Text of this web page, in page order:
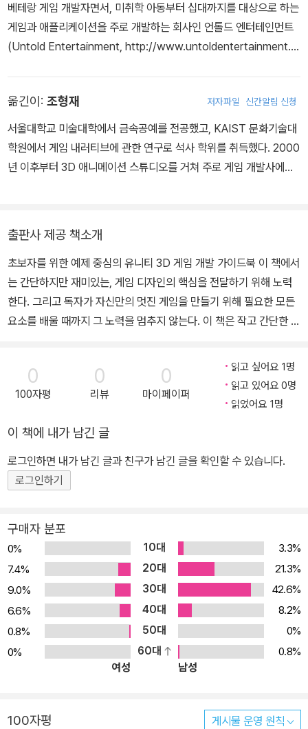
베테랑 게임 개발자면서, 미취학 아동부터 십대까지를 대상으로 하는
게임과 애플리케이션을 주로 개발하는 회사인 언톨드 엔터테인먼트
(Untold Entertainment, http://www.untoldentertainment.c
게임 개발자로 근무하면서, 플래시를 기반으로 YTV와 트리하우스
(Treehouse) TV의 광고용 게임과 일반 게임을 개발했다. 현재는
언톨드만의 독창적인 게임을 만들기 위해 개발에 전념 중이며, 업계
에서 손꼽히는 활발하고 흥미로운 블로그를 운영하고 있다. 게임 개
옮긴이: 조형재 저자파일 신간알림 신청
서울대학교 미술대학에서 금속공예를 전공했고, KAIST 문화기술대
학원에서 게임 내러티브에 관한 연구로 석사 학위를 취득했다. 2000
년 이후부터 3D 애니메이션 스튜디오를 거쳐 주로 게임 개발사에서
원단 등에서 강의를 맡았으며, 역서로는 에이콘 출판사의 『Unity 3D
Game Development by Example 한국어판』, 『유니티 3D 모바
일 게임 아트』, 『Unity 3 Blueprint 한국어판』, 『Unity 3.x Game
Development Essentials 한국어판』, 『Unity 3 Game Develop
ment Hotshot 한국어판』, 『유니티와 iOS 모바일 게임 개발 프로젝
출판사 제공 책소개
초보자를 위한 예제 중심의 유니티 3D 게임 개발 가이드북 이 책에서
는 간단하지만 재미있는, 게임 디자인의 핵심을 전달하기 위해 노력
한다. 그리고 독자가 자신만의 멋진 게임을 만들기 위해 필요한 모든
요소를 배울 때까지 그 노력을 멈추지 않는다. 이 책은 작고 간단한 게
강조하면서 시작된다. 진도가 나감에 따라 프로젝트의 복잡도와 난이
도가 점진적으로 높아진다. 이 과정에서 독자는 예제를 통해 게임 개
발의 필수 지식과 테크닉을 익히며, 유니티 3D에 대한 이해와 초보자
첫걸음을 내딛게 된다. ★ 이 책에서 다루는 내용 ★ ■ 4개의 재미
있는 게임 프로젝트. 생생히 뛰는 심장을 들고 미친 듯이 병원 복도를
질주하는 게임과 차버린 연인의 복수를 다룬 게임. 그리고 약간의 작
업으로 순식간에 만드는 슈팅 게임 ■ 유니티 3D의 다양한 시스템을
는 유리, 스파크, 폭발 등의 효과 표현 ■ 멀티 카메라를 이용한 역동
적인 배경의 합성 기법 ■ 게임의 메카닉과 스킨에 대한 개념 이해와
성공적인 게임 개발 ★ 이 책의 특징 ★ ■ 게임 개발의 필수 노하우
에 대한 친절하고 명쾌한 단계적 설명 ■ 배운 내용을 바로 응용할 수
있는 경험을 통한 학습 ■ 지겹고 뻔한 내용의 과감한 생략 ■ 독자의
상상력을 자극하는 생생하고 재미있는 예제 ■ 참여를 유도하는 예제
와 과제 ★ 이 책의 대상 독자 ★ 예전부터 게임 개발을 꿈꿔 왔지만
복잡한 프로그래밍 때문에 망설였다면, 이 책은 바로 그런 사람을 위
Maker Pro) 같은 툴을 사용했던 개발자에게는 훌륭한 유니티 입문
0
100자평
0
리뷰
0
마이페이퍼
읽고 싶어요 1명
읽고 있어요 0명
읽었어요 1명
이 책에 내가 남긴 글
로그인하면 내가 남긴 글과 친구가 남긴 글을 확인할 수 있습니다.
로그인하기
구매자 분포
0% 10대
3.3%
7.4%
20대
21.3%
9.0%
30대
42.6%
6.6%
40대
8.2%
0.8%
50대
0%
0%
60대
0.8%
여성
남성
100자평 게시물 운영 원칙